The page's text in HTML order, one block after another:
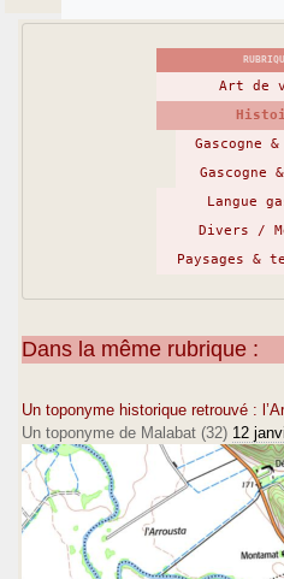
Art de
Gascogne
Gascogne
Langue
Divers /
Paysages &
Dans la même rubrique :
Un toponyme historique retrouvé :
Un toponyme de Malabat (32) 12